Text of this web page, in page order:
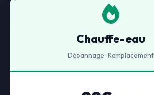
Chauffe-eau
Dépannage · Remplacement